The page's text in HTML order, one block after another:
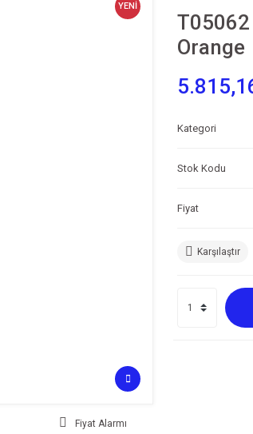
YENİ
Fiyat Alarmı
Orange
Kategori
Stok Kodu
Fiyat
Karşılaştır